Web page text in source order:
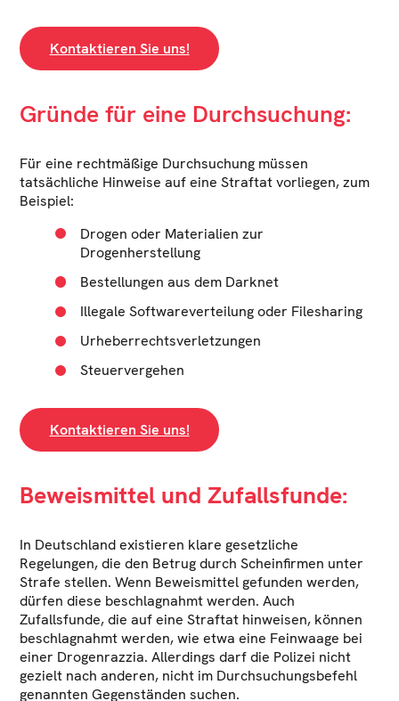
Kontaktieren Sie uns!
Gründe für eine Durchsuchung:
Für eine rechtmäßige Durchsuchung müssen
tatsächliche Hinweise auf eine Straftat vorliegen, zum
Beispiel:
Drogen oder Materialien zur
Drogenherstellung
Bestellungen aus dem Darknet
Illegale Softwareverteilung oder Filesharing
Urheberrechtsverletzungen
Steuervergehen
Kontaktieren Sie uns!
Beweismittel und Zufallsfunde:
In Deutschland existieren klare gesetzliche
Regelungen, die den Betrug durch Scheinfirmen unter
Strafe stellen. Wenn Beweismittel gefunden werden,
dürfen diese beschlagnahmt werden. Auch
Zufallsfunde, die auf eine Straftat hinweisen, können
beschlagnahmt werden, wie etwa eine Feinwaage bei
einer Drogenrazzia. Allerdings darf die Polizei nicht
gezielt nach anderen, nicht im Durchsuchungsbefehl
genannten Gegenständen suchen.